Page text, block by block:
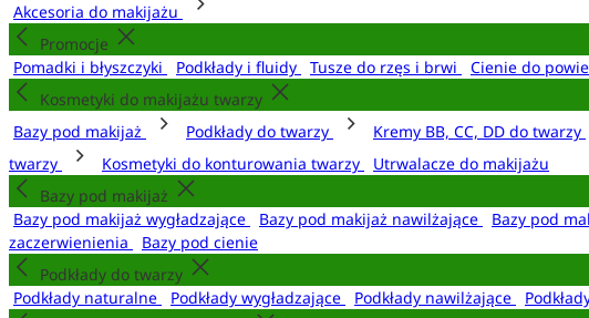
Akcesoria do makijażu
Promocje
Pomadki i błyszczyki
Podkłady i fluidy Tusze do rzęs i brwi Cienie do
Kosmetyki do makijażu twarzy
Bazy pod makijaż
Podkłady do twarzy Kremy BB, CC, DD do twarzy
twarzy
Kosmetyki do konturowania twarzy
Utrwalacze do makijażu
Bazy pod makijaż
Bazy pod makijaż wygładzające
Bazy pod makijaż nawilżające Bazy pod
zaczerwienienia
Bazy pod cienie
Podkłady do twarzy
Podkłady naturalne
Podkłady wygładzające Podkłady nawilżające